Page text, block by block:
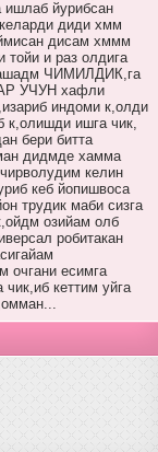
ишлаб йурибсан
диди хмм
дисам хммм
тойи и раз олдига
ЧИМИЛДИК,га
УЧУН хафли
индоми к,олди
к,олишди ишга чик,
бери битта
дидмде хамма
келин
кеб йопишвоса
трудик маби сизга
озийам олб
робитакан
очгани есимга
кеттим уйга